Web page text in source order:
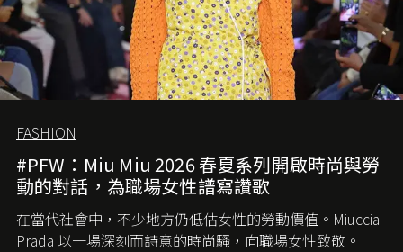
FASHION
#PFW：Miu Miu 2026 春夏系列開啟時尚與勞
動的對話，為職場女性譜寫讚歌
在當代社會中，不少地方仍低估女性的勞動價值。 Miuccia
Prada 以一場深刻而詩意的時尚騷，向職場女性致敬。